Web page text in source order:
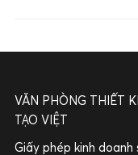
VĂN PHÒNG THIẾT
TẠO VIỆT
Giấy phép kinh doanh